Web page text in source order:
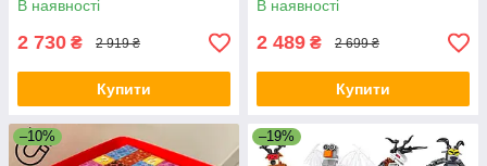
В наявності
2 730 ₴ 2 919 ₴
Купити
В наявності
2 489 ₴ 2 699 ₴
Купити
–10% –19%